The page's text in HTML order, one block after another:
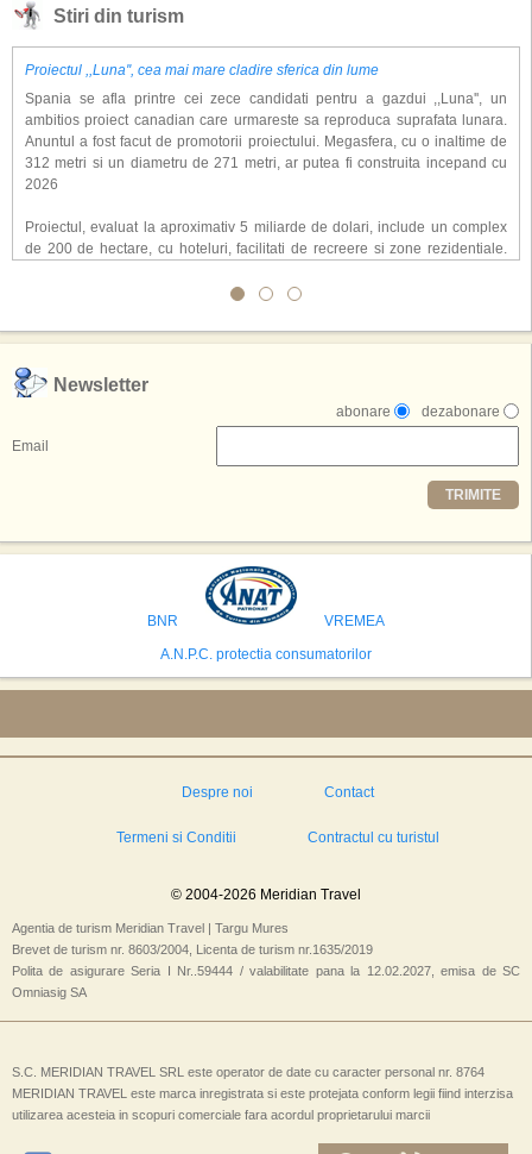
Stiri din turism
Proiectul ,,Luna'', cea mai mare cladire sferica din lume
Spania se afla printre cei zece candidati pentru a gazdui ,,Luna'', un
ambitios proiect canadian care urmareste sa reproduca suprafata lunara.
Anuntul a fost facut de promotorii proiectului. Megasfera, cu o inaltime de
312 metri si un diametru de 271 metri, ar putea fi construita incepand cu
2026
Proiectul, evaluat la aproximativ 5 miliarde de dolari, include un complex
de 200 de hectare, cu hoteluri, facilitati de recreere si zone rezidentiale.
atragerea a pana la 10 milioane de turisti anual. �Luna� ar putea deveni
exclusiv simularea suprafetei lunare.
,,Credem ca exista sanse mari sa anuntam nu doar o locatie, ci poate mai
multe'', a declarat Michael R. Henderson, cofondator al Moon World
Resorts, citat de Gulf News. Potrivit acestuia, 2026 ar putea deveni un an
decisiv pentru reali zarea proiectului.
Printre celelalte tari care concureaza pentru a gazdui aceasta constructie
se numara Australia, Brazilia, China, Egipt, India, Polonia, Thailanda,
avea cele mai mari sanse de a castiga licitatia. Totusi, Spania, care se
preconizeaza ca va deveni a doua cea mai vizitata tara din lume in 2025,
isi bazeaza oferta pe infrastructura turistica solida si capacitatea hoteliera."
Newsletter
dezabonare
abonare
Email
TRIMITE
BNR
VREMEA
A.N.P.C. protectia consumatorilor
Despre noi Contact
Termeni si Conditii Contractul cu turistul
© 2004-2026 Meridian Travel
Agentia de turism Meridian Travel | Targu Mures
Brevet de turism nr. 8603/2004, Licenta de turism nr.1635/2019
Polita de asigurare Seria I Nr..59444 / valabilitate pana la 12.02.2027, emisa de SC
Omniasig SA
S.C. MERIDIAN TRAVEL SRL este operator de date cu caracter personal nr. 8764
MERIDIAN TRAVEL este marca inregistrata si este protejata conform legii fiind interzisa
utilizarea acesteia in scopuri comerciale fara acordul proprietarului marcii